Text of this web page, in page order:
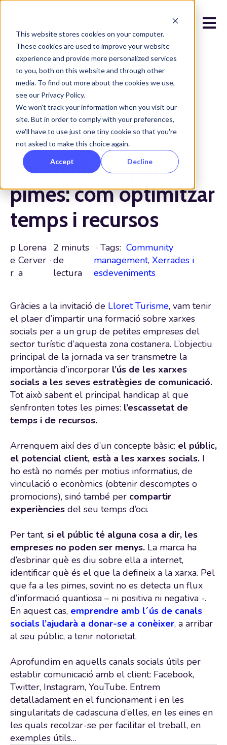
This website stores cookies on your computer.
These cookies are used to improve your website
experience and provide more personalized services
to you, both on this website and through other
media. To find out more about the cookies we use,
see our Privacy Policy.
We won't track your information when you visit our
site. But in order to comply with your preferences,
we'll have to use just one tiny cookie so that you're
not asked to make this choice again.
Accept Decline
Tots els posts
de març 16, 2023
Social Media per a
pimes: com optimitzar
temps i recursos
p
e
r
Lorena
Cerver
a
·
2 minuts
de
lectura
· Tags: Community
management, Xerrades i
esdeveniments
Gràcies a la invitació de Lloret Turisme, vam tenir
el plaer d’impartir una formació sobre xarxes
socials per a un grup de petites empreses del
sector turístic d’aquesta zona costanera. L’objectiu
principal de la jornada va ser transmetre la
importància d’incorporar l’ús de les xarxes
socials a les seves estratègies de comunicació.
Tot això sabent el principal handicap al que
s’enfronten totes les pimes: l’escassetat de
temps i de recursos.
Arrenquem així des d’un concepte bàsic: el públic,
el potencial client, està a les xarxes socials. I
ho està no només per motius informatius, de
vinculació o econòmics (obtenir descomptes o
promocions), sinó també per compartir
experiències del seu temps d’oci.
Per tant, si el públic té alguna cosa a dir, les
empreses no poden ser menys. La marca ha
d’esbrinar què es diu sobre ella a internet,
identificar què és el que la defineix a la xarxa. Pel
que fa a les pimes, sovint no es detecta un flux
d’informació quantiosa – ni positiva ni negativa -.
En aquest cas, emprendre amb l´ús de canals
socials l’ajudarà a donar-se a conèixer, a arribar
al seu públic, a tenir notorietat.
Aprofundim en aquells canals socials útils per
establir comunicació amb el client: Facebook,
Twitter, Instagram, YouTube. Entrem
detalladament en el funcionament i en les
singularitats de cadascuna d’elles, en les eines en
les quals recolzar-se per facilitar el treball, en
exemples útils…